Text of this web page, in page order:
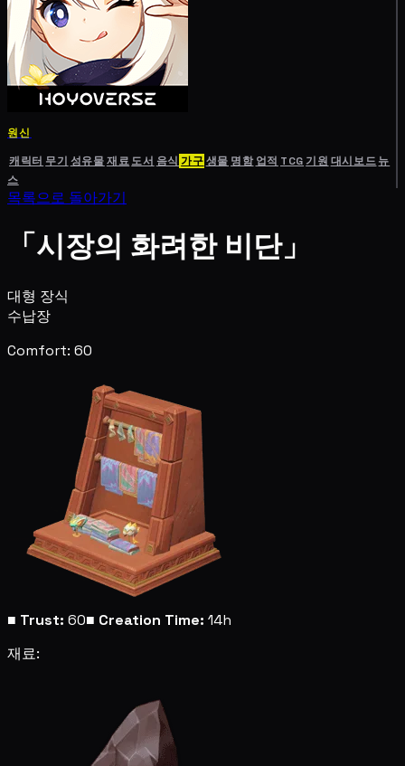
원신
캐릭터 무기 성유물재료도서 음식 가구생물 명함 업적 TCG기원 대시보드뉴
스
목록으로 돌아가기
「시장의 화려한 비단」
대형 장식
수납장
Comfort: 60
■ Trust: 60■ Creation Time: 14h
재료: